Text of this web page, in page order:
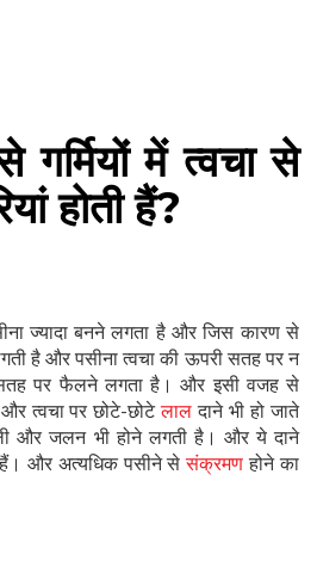
गर्मियों में त्वचा से
होती हैं?
ज्यादा बनने लगता है और जिस कारण से
है और पसीना त्वचा की ऊपरी सतह पर न
पर फैलने लगता है। और इसी वजह से
और त्वचा पर छोटे-छोटेलाल दाने भी हो जाते
और जलन भी होने लगती है। और ये दाने
हैं। और अत्यधिक पसीने सेसंक्रमण होने का